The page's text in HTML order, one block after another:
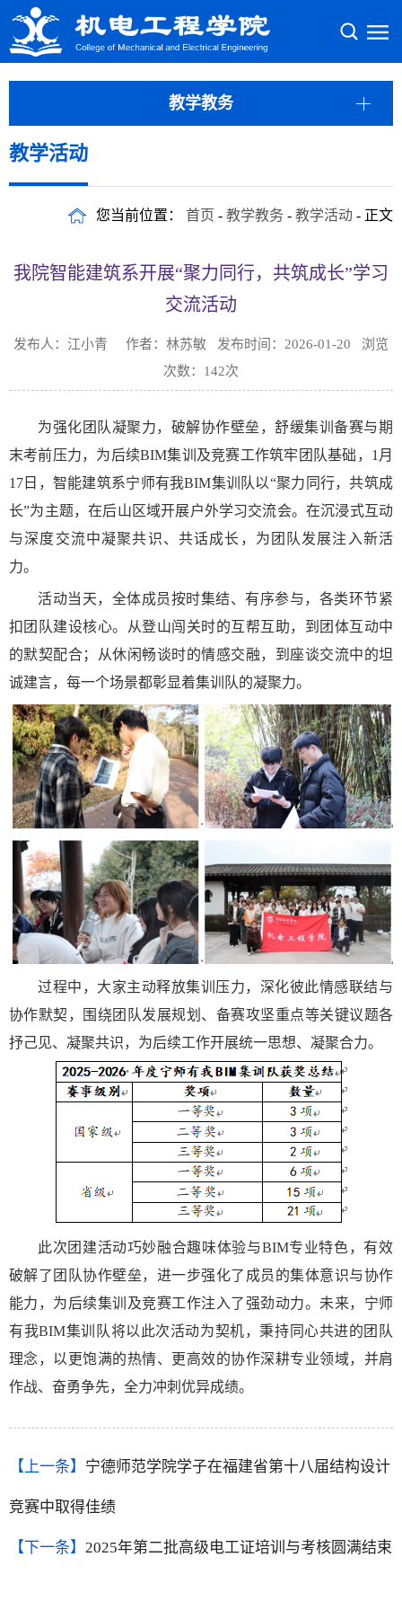
教学教务
教学活动
您当前位置： 首页 - 教学教务 - 教学活动 - 正文
我院智能建筑系开展“聚力同行，共筑成长”学习
交流活动
发布人：江小青 作者：林苏敏 发布时间：2026-01-20 浏览
次数： 142次
为强化团队凝聚力，破解协作壁垒，舒缓集训备赛与期
末考前压力，为后续BIM集训及竞赛工作筑牢团队基础，1月
17日，智能建筑系宁师有我BIM集训队以“聚力同行，共筑成
长”为主题，在后山区域开展户外学习交流会。在沉浸式互动
与深度交流中凝聚共识、共话成长，为团队发展注入新活
力。
活动当天，全体成员按时集结、有序参与，各类环节紧
扣团队建设核心。从登山闯关时的互帮互助，到团体互动中
的默契配合；从休闲畅谈时的情感交融，到座谈交流中的坦
诚建言，每一个场景都彰显着集训队的凝聚力。
过程中，大家主动释放集训压力，深化彼此情感联结与
协作默契，围绕团队发展规划、备赛攻坚重点等关键议题各
抒己见、凝聚共识，为后续工作开展统一思想、凝聚合力。
此次团建活动巧妙融合趣味体验与BIM专业特色，有效
破解了团队协作壁垒，进一步强化了成员的集体意识与协作
能力，为后续集训及竞赛工作注入了强劲动力。未来，宁师
有我BIM集训队将以此次活动为契机，秉持同心共进的团队
理念，以更饱满的热情、更高效的协作深耕专业领域，并肩
作战、奋勇争先，全力冲刺优异成绩。
【上一条】 宁德师范学院学子在福建省第十八届结构设计
竞赛中取得佳绩
【下一条】 2025年第二批高级电工证培训与考核圆满结束